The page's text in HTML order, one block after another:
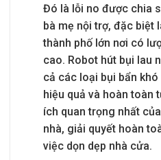
Đó là lỗi no được chia
bà mẹ nội trợ, đặc biệt
thành phố lớn nơi có
cao. Robot hút bụi lau
cả các loại bụi bẩn
hiệu quả và hoàn toàn
ích quan trọng nhất
nhà, giải quyết hoàn
việc dọn dẹp nhà cửa.